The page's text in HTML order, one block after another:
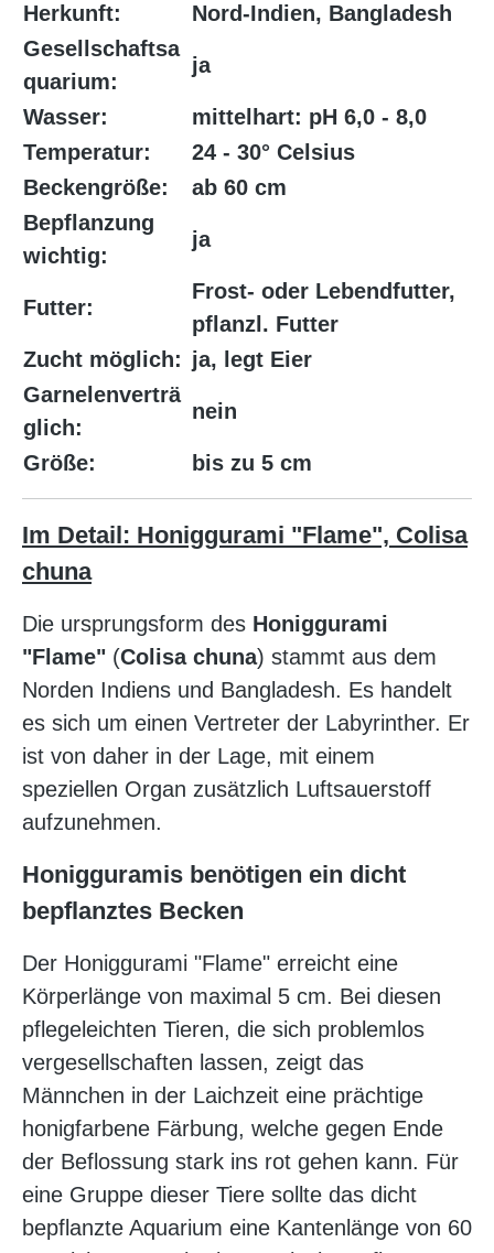
Herkunft:
Nord-Indien, Bangladesh
Gesellschaftsa
quarium:
ja
Wasser:
mittelhart: pH 6,0 - 8,0
Temperatur:
24 - 30° Celsius
Beckengröße:
ab 60 cm
Bepflanzung
wichtig:
ja
Futter:
Frost- oder Lebendfutter,
pflanzl. Futter
Zucht möglich: ja, legt Eier
Garnelenverträ
glich:
nein
Größe: bis zu 5 cm
Im Detail: Honiggurami "Flame", Colisa
chuna
Die ursprungsform des Honiggurami
"Flame" (Colisa chuna) stammt aus dem
Norden Indiens und Bangladesh. Es handelt
es sich um einen Vertreter der Labyrinther. Er
ist von daher in der Lage, mit einem
speziellen Organ zusätzlich Luftsauerstoff
aufzunehmen.
Honigguramis benötigen ein dicht
bepflanztes Becken
Der Honiggurami "Flame" erreicht eine
Körperlänge von maximal 5 cm. Bei diesen
pflegeleichten Tieren, die sich problemlos
vergesellschaften lassen, zeigt das
Männchen in der Laichzeit eine prächtige
honigfarbene Färbung, welche gegen Ende
der Beflossung stark ins rot gehen kann. Für
eine Gruppe dieser Tiere sollte das dicht
bepflanzte Aquarium eine Kantenlänge von 60